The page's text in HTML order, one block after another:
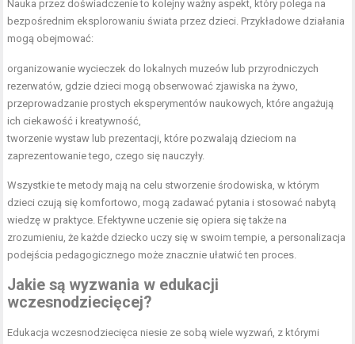
Nauka przez doświadczenie to kolejny ważny aspekt, który polega na
bezpośrednim eksplorowaniu świata przez dzieci. Przykładowe działania
mogą obejmować:
organizowanie wycieczek do lokalnych muzeów lub przyrodniczych
rezerwatów, gdzie dzieci mogą obserwować zjawiska na żywo,
przeprowadzanie prostych eksperymentów naukowych, które angażują
ich ciekawość i kreatywność,
tworzenie wystaw lub prezentacji, które pozwalają dzieciom na
zaprezentowanie tego, czego się nauczyły.
Wszystkie te metody mają na celu stworzenie środowiska, w którym
dzieci czują się komfortowo, mogą zadawać pytania i stosować nabytą
wiedzę w praktyce. Efektywne uczenie się opiera się także na
zrozumieniu, że każde dziecko uczy się w swoim tempie, a personalizacja
podejścia pedagogicznego może znacznie ułatwić ten proces.
Jakie są wyzwania w edukacji
wczesnodziecięcej?
Edukacja wczesnodziecięca niesie ze sobą wiele wyzwań, z którymi